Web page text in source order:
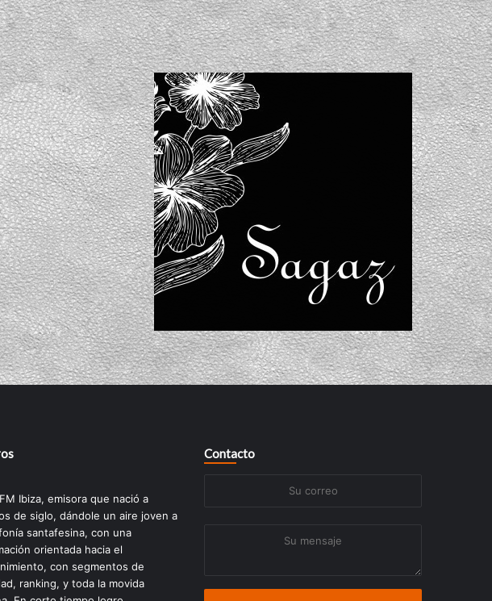
Ibiza, emisora que nació a
de siglo, dándole un aire joven a
santafesina, con una
orientada hacia el
con segmentos de
ranking, y toda la movida
Contacto